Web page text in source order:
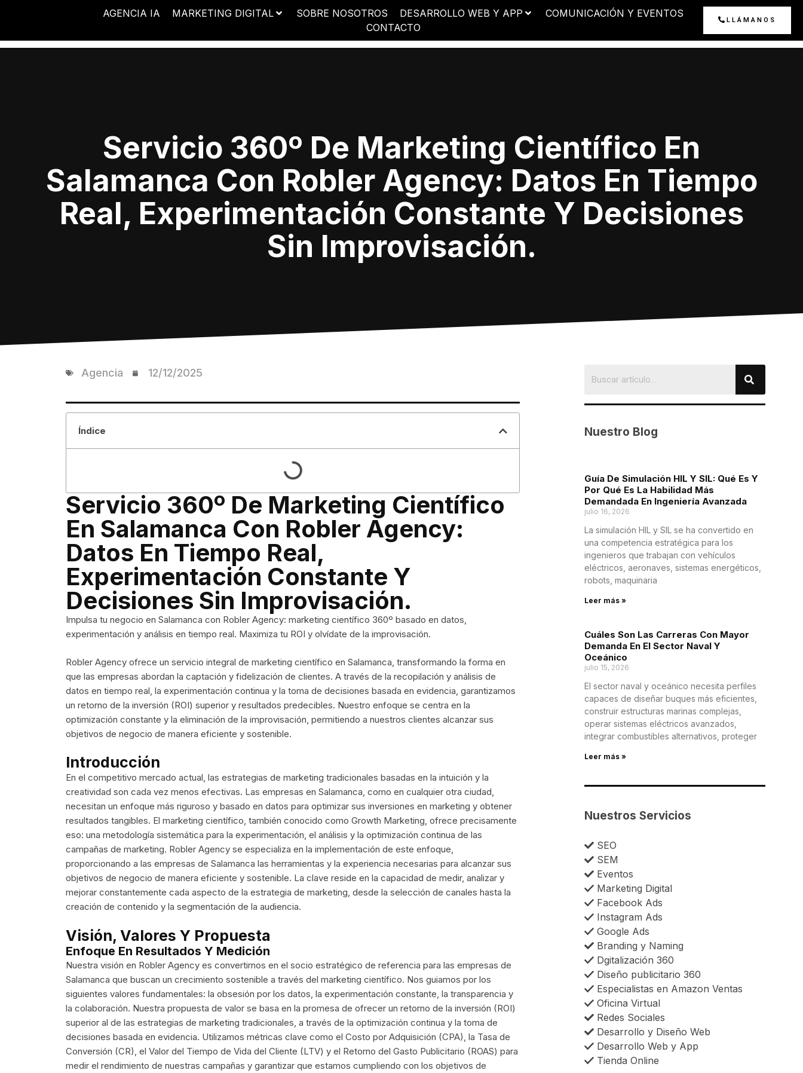
AGENCIA IA MARKETING DIGITAL SOBRE NOSOTROS DESARROLLO WEB Y APP
COMUNICACIÓN Y EVENTOS
CONTACTO
LLÁMANOS
Servicio 360º De Marketing Científico En
Salamanca Con Robler Agency: Datos En Tiempo
Real, Experimentación Constante Y Decisiones
Sin Improvisación.
Agencia 12/12/2025
Índice
Servicio 360º De Marketing Científico
En Salamanca Con Robler Agency:
Datos En Tiempo Real,
Experimentación Constante Y
Decisiones Sin Improvisación.
Impulsa tu negocio en Salamanca con Robler Agency: marketing científico 360º basado en datos,
experimentación y análisis en tiempo real. Maximiza tu ROI y olvídate de la improvisación.
Robler Agency ofrece un servicio integral de marketing científico en Salamanca, transformando la forma en
que las empresas abordan la captación y fidelización de clientes. A través de la recopilación y análisis de
datos en tiempo real, la experimentación continua y la toma de decisiones basada en evidencia, garantizamos
un retorno de la inversión (ROI) superior y resultados predecibles. Nuestro enfoque se centra en la
optimización constante y la eliminación de la improvisación, permitiendo a nuestros clientes alcanzar sus
objetivos de negocio de manera eficiente y sostenible.
Introducción
En el competitivo mercado actual, las estrategias de marketing tradicionales basadas en la intuición y la
creatividad son cada vez menos efectivas. Las empresas en Salamanca, como en cualquier otra ciudad,
necesitan un enfoque más riguroso y basado en datos para optimizar sus inversiones en marketing y obtener
resultados tangibles. El marketing científico, también conocido como Growth Marketing, ofrece precisamente
eso: una metodología sistemática para la experimentación, el análisis y la optimización continua de las
campañas de marketing. Robler Agency se especializa en la implementación de este enfoque,
proporcionando a las empresas de Salamanca las herramientas y la experiencia necesarias para alcanzar sus
objetivos de negocio de manera eficiente y sostenible. La clave reside en la capacidad de medir, analizar y
mejorar constantemente cada aspecto de la estrategia de marketing, desde la selección de canales hasta la
creación de contenido y la segmentación de la audiencia.
Visión, Valores Y Propuesta
Enfoque En Resultados Y Medición
Nuestra visión en Robler Agency es convertirnos en el socio estratégico de referencia para las empresas de
Salamanca que buscan un crecimiento sostenible a través del marketing científico. Nos guiamos por los
siguientes valores fundamentales: la obsesión por los datos, la experimentación constante, la transparencia y
la colaboración. Nuestra propuesta de valor se basa en la promesa de ofrecer un retorno de la inversión (ROI)
superior al de las estrategias de marketing tradicionales, a través de la optimización continua y la toma de
decisiones basada en evidencia. Utilizamos métricas clave como el Costo por Adquisición (CPA), la Tasa de
Conversión (CR), el Valor del Tiempo de Vida del Cliente (LTV) y el Retorno del Gasto Publicitario (ROAS) para
medir el rendimiento de nuestras campañas y garantizar que estamos cumpliendo con los objetivos de
Nuestro Blog
Guía De Simulación HIL Y SIL: Qué Es Y
Por Qué Es La Habilidad Más
Demandada En Ingeniería Avanzada
julio 16, 2026
La simulación HIL y SIL se ha convertido en
una competencia estratégica para los
ingenieros que trabajan con vehículos
eléctricos, aeronaves, sistemas energéticos,
robots, maquinaria
Leer más »
Cuáles Son Las Carreras Con Mayor
Demanda En El Sector Naval Y
Oceánico
julio 15, 2026
El sector naval y oceánico necesita perfiles
capaces de diseñar buques más eficientes,
construir estructuras marinas complejas,
operar sistemas eléctricos avanzados,
integrar combustibles alternativos, proteger
Leer más »
Nuestros Servicios
SEO
SEM
Eventos
Marketing Digital
Facebook Ads
Instagram Ads
Google Ads
Branding y Naming
Dgitalización 360
Diseño publicitario 360
Especialistas en Amazon Ventas
Oficina Virtual
Redes Sociales
Desarrollo y Diseño Web
Desarrollo Web y App
Tienda Online